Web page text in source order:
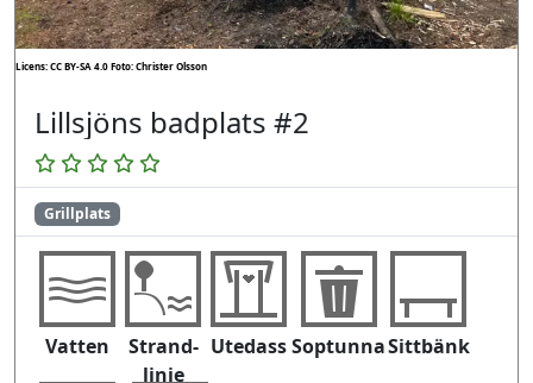
Licens: CC BY-SA 4.0Foto: Christer Olsson
Lillsjöns badplats #2
Grillplats
Vatten
Strand-
linje
UtedassSoptunnaSittbänk